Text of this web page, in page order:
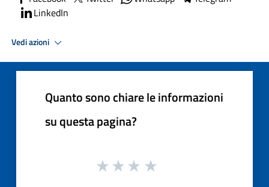
LinkedIn
Vedi azioni
Quanto sono chiare le informazioni
su questa pagina?